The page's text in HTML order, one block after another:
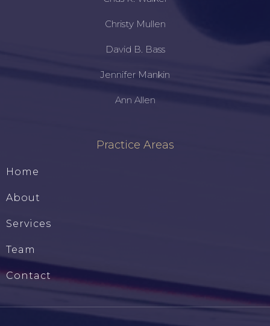
Christy Mullen
David B. Bass
Jennifer Mankin
Ann Allen
Practice Areas
Home
About
Services
Team
Contact